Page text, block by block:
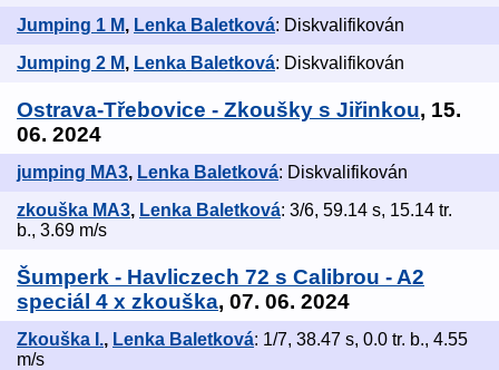
Jumping 1 M, Lenka Baletková: Diskvalifikován
Jumping 2 M, Lenka Baletková: Diskvalifikován
Ostrava-Třebovice - Zkoušky s Jiřinkou, 15.
06. 2024
jumping MA3, Lenka Baletková: Diskvalifikován
zkouška MA3, Lenka Baletková: 3/6, 59.14 s, 15.14 tr.
b., 3.69 m/s
Šumperk - Havliczech 72 s Calibrou - A2
speciál 4 x zkouška, 07. 06. 2024
Zkouška I., Lenka Baletková: 1/7, 38.47 s, 0.0 tr. b., 4.55
m/s